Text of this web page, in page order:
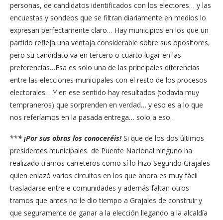
personas, de candidatos identificados con los electores… y las
encuestas y sondeos que se filtran diariamente en medios lo
expresan perfectamente claro… Hay municipios en los que un
partido refleja una ventaja considerable sobre sus opositores,
pero su candidato va en tercero o cuarto lugar en las
preferencias…Esa es solo una de las principales diferencias
entre las elecciones municipales con el resto de los procesos
electorales… Y en ese sentido hay resultados (todavía muy
tempraneros) que sorprenden en verdad… y eso es a lo que
nos referíamos en la pasada entrega… solo a eso…
*** ¡Por sus obras los conoceréis!Si que de los dos últimos
presidentes municipales de Puente Nacional ninguno ha
realizado tramos carreteros como sí lo hizo Segundo Grajales
quien enlazó varios circuitos en los que ahora es muy fácil
trasladarse entre e comunidades y además faltan otros
tramos que antes no le dio tiempo a Grajales de construir y
que seguramente de ganar a la elección llegando a la alcaldía